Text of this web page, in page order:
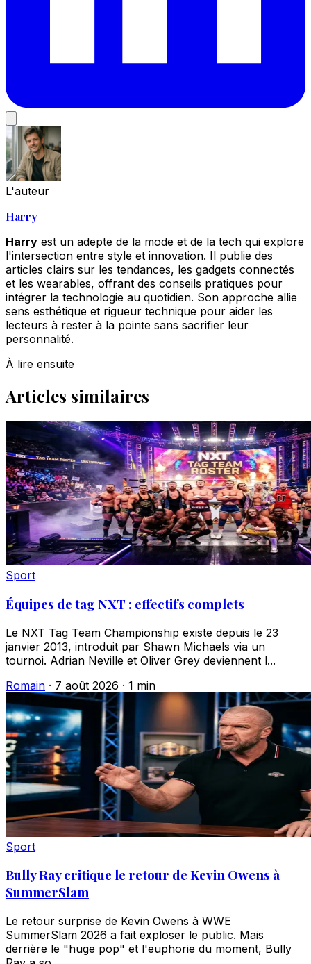
L'auteur
Harry
Harry est un adepte de la mode et de la tech qui explore
l'intersection entre style et innovation. Il publie des
articles clairs sur les tendances, les gadgets connectés
et les wearables, offrant des conseils pratiques pour
intégrer la technologie au quotidien. Son approche allie
sens esthétique et rigueur technique pour aider les
lecteurs à rester à la pointe sans sacrifier leur
personnalité.
À lire ensuite
Articles similaires
Sport
Équipes de tag NXT : effectifs complets
Le NXT Tag Team Championship existe depuis le 23
janvier 2013, introduit par Shawn Michaels via un
tournoi. Adrian Neville et Oliver Grey deviennent l...
Romain · 7 août 2026 · 1 min
Sport
Bully Ray critique le retour de Kevin Owens à
SummerSlam
Le retour surprise de Kevin Owens à WWE
SummerSlam 2026 a fait exploser le public. Mais
derrière le "huge pop" et l'euphorie du moment, Bully